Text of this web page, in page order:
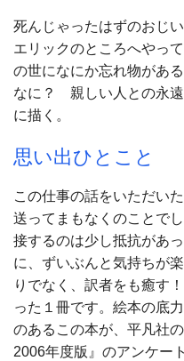
死んじゃったはずのおじ
エリックのところへやっ
の世になにか忘れ物があ
なに？ 親しい人との永
に描く。
思い出ひとこと
この仕事の話をいただい
送ってまもなくのことで
接するのは少し抵抗があ
に、ずいぶんと気持ちが
りでなく、訳者をも癒す
った１冊です。絵本の底
のあるこの本が、平凡社
2006年度版』のアンケー